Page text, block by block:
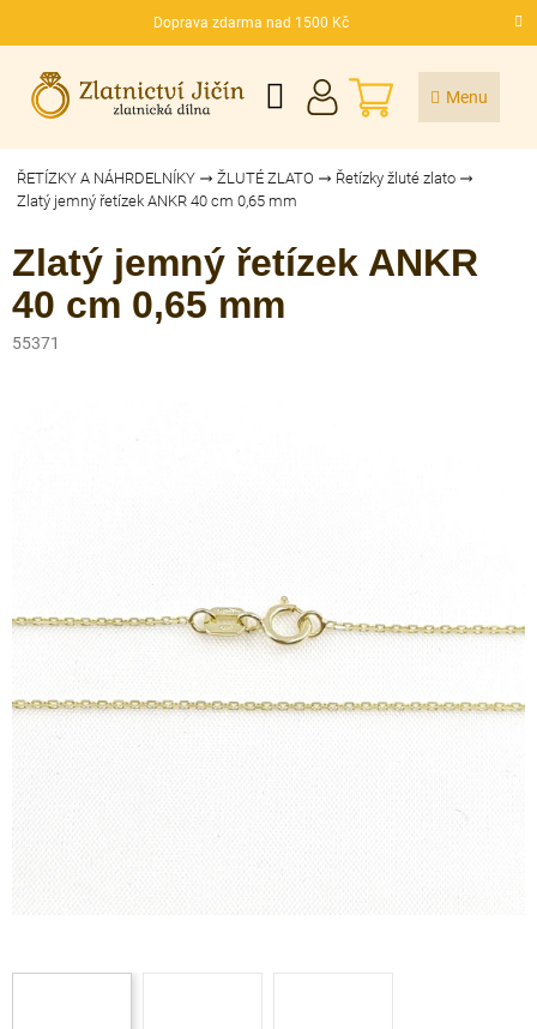
Doprava zdarma nad 1500 Kč
CZK
NÁKUPNÍ
KOŠÍK
ŘETÍZKY A NÁHRDELNÍKY ŽLUTÉ ZLATO
Řetízky žluté zlato
Zlatý jemný řetízek ANKR 40 cm 0,65 mm
Zlatý jemný řetízek ANKR
40 cm 0,65 mm
55371